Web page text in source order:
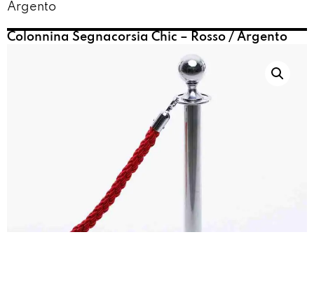
Argento
Colonnina Segnacorsia Chic – Rosso / Argento